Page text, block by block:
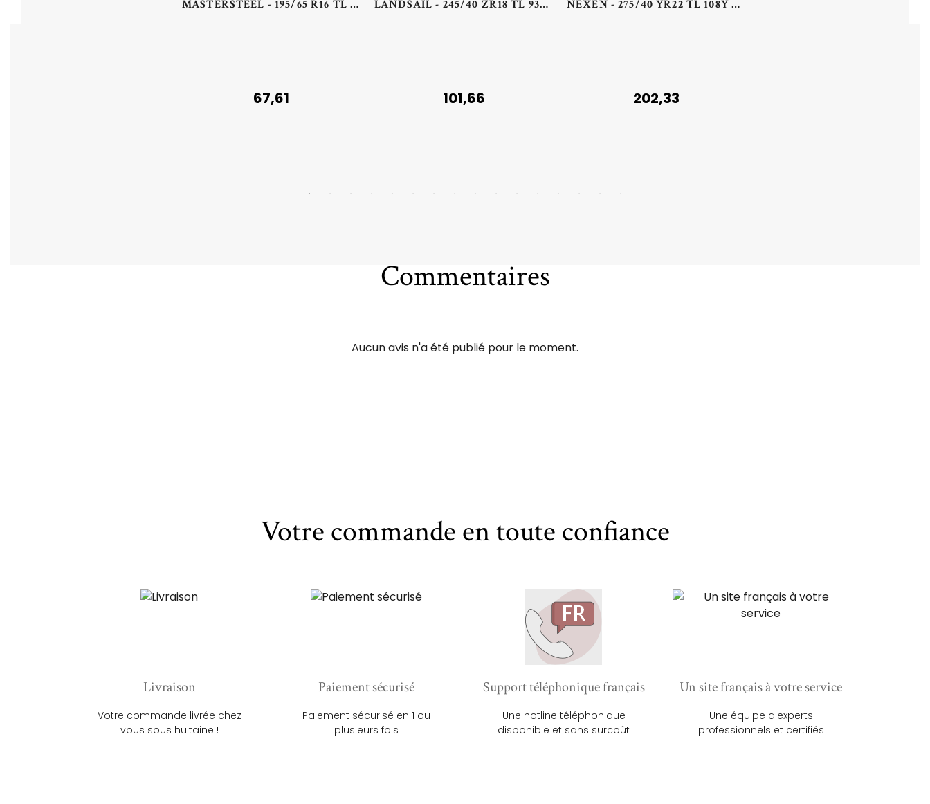
MASTERSTEEL - 195/65 R16 TL 104T ML LIGHT TRUCK - 1956516 - CCB
67,61
LANDSAIL - 245/40 ZR18 TL 93Y LANDSAIL LS588 RFT - 2454018 - DBB
101,66
NEXEN - 275/40 YR22 TL 108Y NEXEN N'FERA SPORT XL - 2754022 - CAB
202,33
Commentaires
Aucun avis n'a été publié pour le moment.
Votre commande en toute confiance
Livraison
Votre commande livrée chez
vous sous huitaine !
Paiement sécurisé
Paiement sécurisé en 1 ou
plusieurs fois
Support téléphonique français
Une hotline téléphonique
disponible et sans surcoût
Un site français à votre service
Une équipe d'experts
professionnels et certifiés